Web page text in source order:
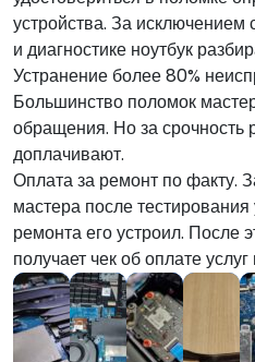
устройства. За исключением
и диагностике ноутбук
Устранение более 80%
Большинство поломок
обращения. Но за
доплачивают.
Оплата за ремонт по факту.
мастера после тестирования
ремонта его устроил. После
получает чек об оплате